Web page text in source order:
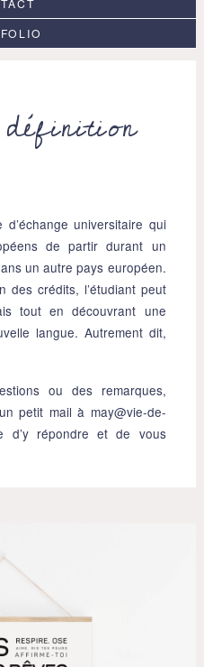
universitaire qui
de partir durant un
un autre pays européen.
des crédits, l’étudiant peut
tout en découvrant une
langue. Autrement dit,
ou des remarques,
petit mail à may@vie-de-
d’y répondre et de vous